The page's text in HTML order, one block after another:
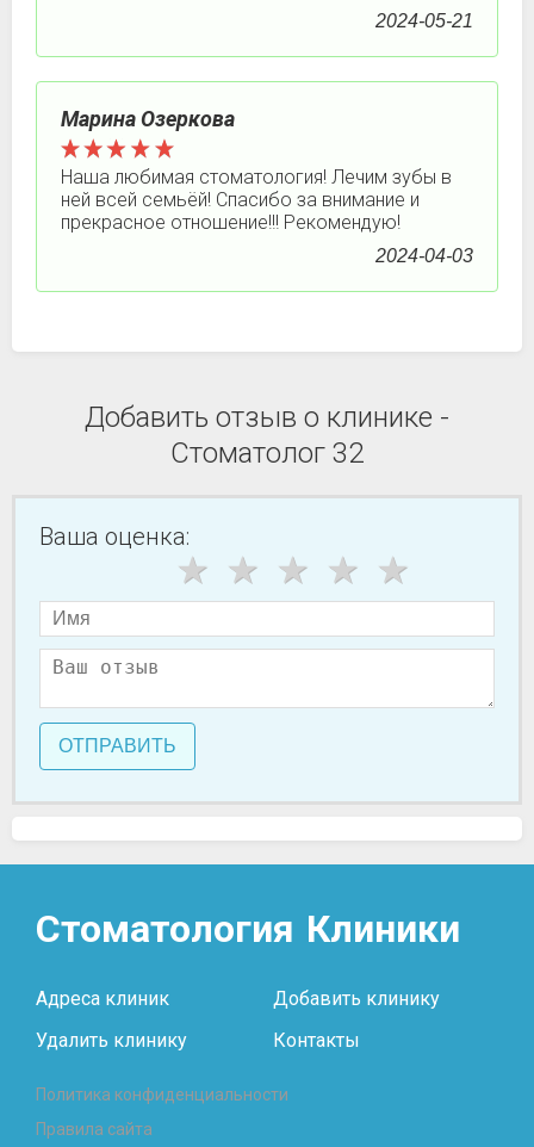
2024-05-21
Марина Озеркова
Наша любимая стоматология! Лечим зубы в
ней всей семьёй! Спасибо за внимание и
прекрасное отношение!!! Рекомендую!
2024-04-03
Добавить отзыв о клинике -
Стоматолог 32
Ваша оценка:
ОТПРАВИТЬ
Стоматология Клиники
Адреса клиник
Добавить клинику
Удалить клинику
Контакты
Политика конфиденциальности
Правила сайта